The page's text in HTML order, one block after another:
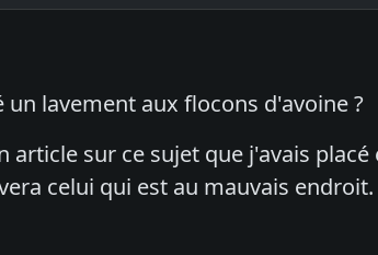
un lavement aux flocons d'avoine ?
article sur ce sujet que j'avais
celui qui est au mauvais